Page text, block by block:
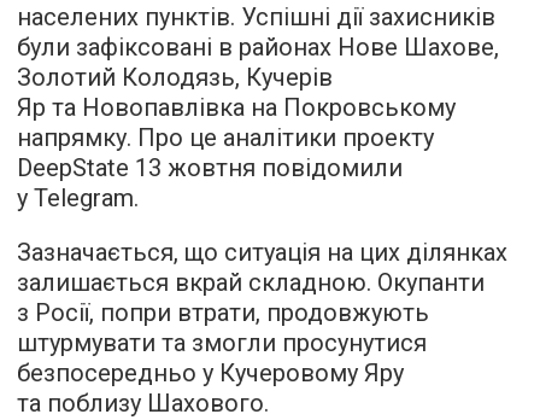
населених пунктів. Успішні дії захисників
були зафіксовані в районах Нове Шахове,
Золотий Колодязь, Кучерів
Яр та Новопавлівка на Покровському
напрямку. Про це аналітики проекту
DeepState 13 жовтня повідомили
у Telegram.
Зазначається, що ситуація на цих ділянках
залишається вкрай складною. Окупанти
з Росії, попри втрати, продовжують
штурмувати та змогли просунутися
безпосередньо у Кучеровому Яру
та поблизу Шахового.